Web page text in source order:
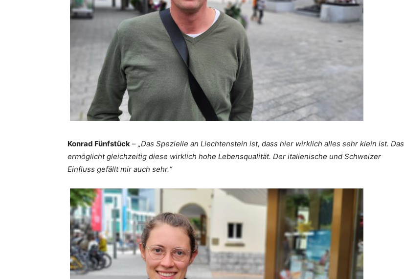
Konrad Fünfstück – „Das Spezielle an Liechtenstein ist, dass hier wirklich alles sehr klein ist. Das
ermöglicht gleichzeitig diese wirklich hohe Lebensqualität. Der italienische und Schweizer
Einfluss gefällt mir auch sehr.“